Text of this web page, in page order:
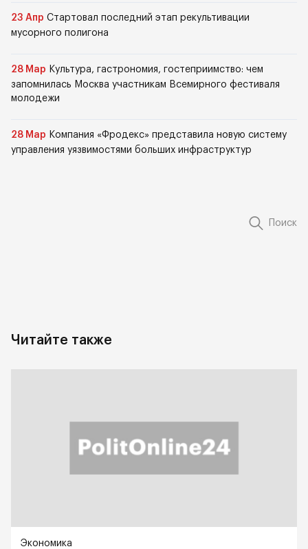
23 Апр Стартовал последний этап рекультивации
мусорного полигона
28 Мар Культура, гастрономия, гостеприимство: чем
запомнилась Москва участникам Всемирного фестиваля
молодежи
28 Мар Компания «Фродекс» представила новую систему
управления уязвимостями больших инфраструктур
Поиск
Читайте также
Экономика